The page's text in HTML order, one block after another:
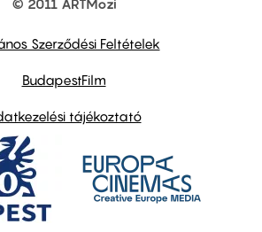
© 2011 ARTMozi
Szerződési Feltételek
BudapestFilm
tájékoztató